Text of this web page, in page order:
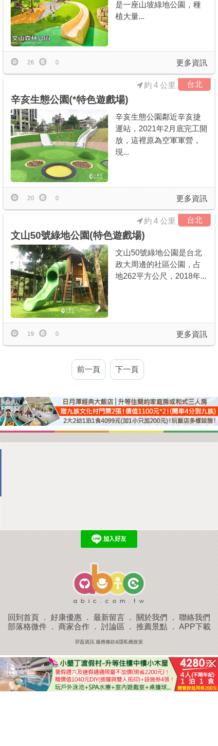
是一座山坡綠地公園，種
植大量...
更多資訊
26 0
台北
約 4 公里
辛亥生態公園(*特色遊戲場)
辛亥生態公園鄰近辛亥捷
運站，2021年2月底完工開
放，這裡原為空軍軍營，
現...
更多資訊
20 0
台北
約 4 公里
文山50號綠地公園(特色遊戲場)
文山50號綠地公園是台北
政大周邊的社區公園，占
地262平方公尺，2018年...
更多資訊
19 0
前一頁 下一頁
回到首頁 ． 好康優惠 ． 最新留言 ． 關於我們 ． 聯絡我們
部落格微件． 商家合作． 討論區 ． 推薦景點． APP下載
羿磊資訊 服務條款&隱私權政策